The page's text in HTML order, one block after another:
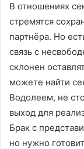
В отношениях
стремятся
партнёра. Но
связь с
склонен
можете найти
Водолеем, не
выход для
Брак с
но нужно